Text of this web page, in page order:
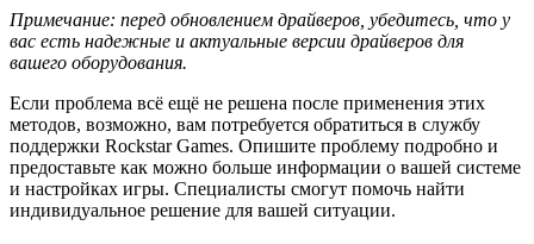
Примечание: перед обновлением драйверов, убедитесь, что у
вас есть надежные и актуальные версии драйверов для
вашего оборудования.
Если проблема всё ещё не решена после применения этих
методов, возможно, вам потребуется обратиться в службу
поддержки Rockstar Games. Опишите проблему подробно и
предоставьте как можно больше информации о вашей системе
и настройках игры. Специалисты смогут помочь найти
индивидуальное решение для вашей ситуации.